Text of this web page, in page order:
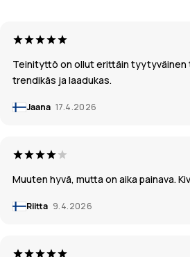
Teinityttö on ollut erittäin tyytyväinen
trendikäs ja laadukas.
Jaana 17.4.2026
Muuten hyvä, mutta on aika painava.
Riitta 9.4.2026